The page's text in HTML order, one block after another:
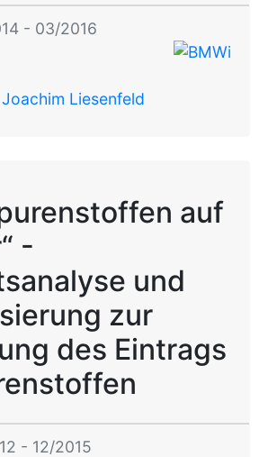
- 03/2016
Liesenfeld
auf
-
und
zur
des Eintrags
- 12/2015